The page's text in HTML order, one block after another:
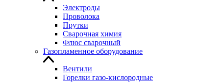
Электроды
Проволока
Прутки
Сварочная химия
Флюс сварочный
Газопламенное оборудование
Вентили
Горелки газо-кислородные